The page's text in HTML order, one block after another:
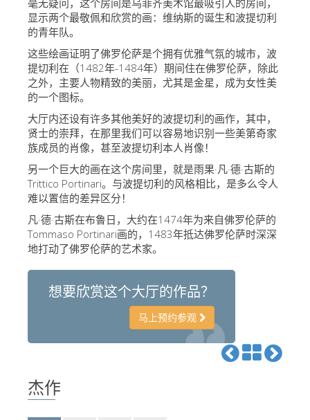
美第奇教堂
考古学博物馆
宝石加工博物馆
Boboli Gardens
Vasari Corridor
圣母玛利亚
现在预定
预约导游
Only Tickets Fast Track Entrance
毫无疑问，这个房间是乌菲齐美术馆最吸引人的房间，
显示两个最敬佩和欣赏的画：维纳斯的诞生和波提切利
的青年队。
这些绘画证明了佛罗伦萨是个拥有优雅气氛的城市，波
提切利在（1482年-1484年）期间住在佛罗伦萨，除此
之外，主要人物精致的美丽，尤其是金星，成为女性美
的一个图标。
大厅内还设有许多其他美好的波提切利的画作，其中，
贤士的崇拜，在那里我们可以容易地识别一些美第奇家
族成员的肖像，甚至波提切利本人肖像！
另一个巨大的画在这个房间里，就是雨果·凡·德·古斯的
Trittico Portinari。与波提切利的风格相比，是多么令人
难以置信的差异区分！
凡·德·古斯在布鲁日，大约在1474年为来自佛罗伦萨的
Tommaso Portinari画的，1483年抵达佛罗伦萨时深深
地打动了佛罗伦萨的艺术家。
想要欣赏这个大厅的作品？
马上预约参观
杰作